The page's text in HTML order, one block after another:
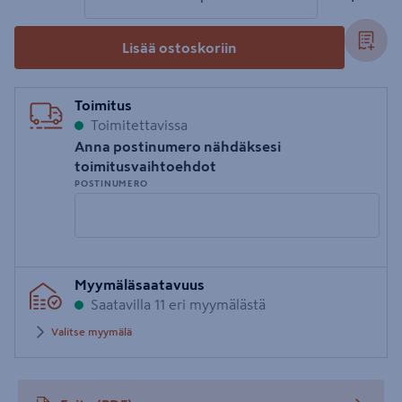
Lisää ostoskoriin
Toimitus
Toimitettavissa
Anna postinumero nähdäksesi
toimitusvaihtoehdot
POSTINUMERO
postinumero
Myymäläsaatavuus
Saatavilla 11 eri myymälästä
Valitse myymälä